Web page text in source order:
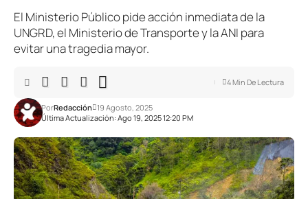
El Ministerio Público pide acción inmediata de la
UNGRD, el Ministerio de Transporte y la ANI para
evitar una tragedia mayor.
Última Actualización: Ago 19, 2025 12:20 PM
PorRedacción 19 Agosto, 2025
4 Min De Lectura